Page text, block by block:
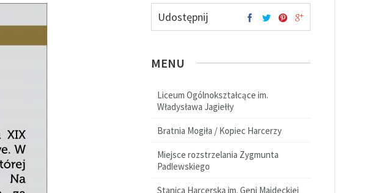
Udostępnij
MENU
Liceum Ogólnokształcące im.
Władysława Jagiełły
Bratnia Mogiła / Kopiec Harcerzy
Miejsce rozstrzelania Zygmunta
Padlewskiego
Stanica Harcerska im. Geni Majdeckiej